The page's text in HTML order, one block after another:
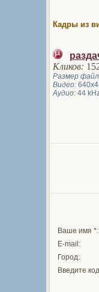
Кадры из
Кликов:
Размер
Видео:
Аудио:44
Ваше имя *:
E-mail:
Город:
Введите